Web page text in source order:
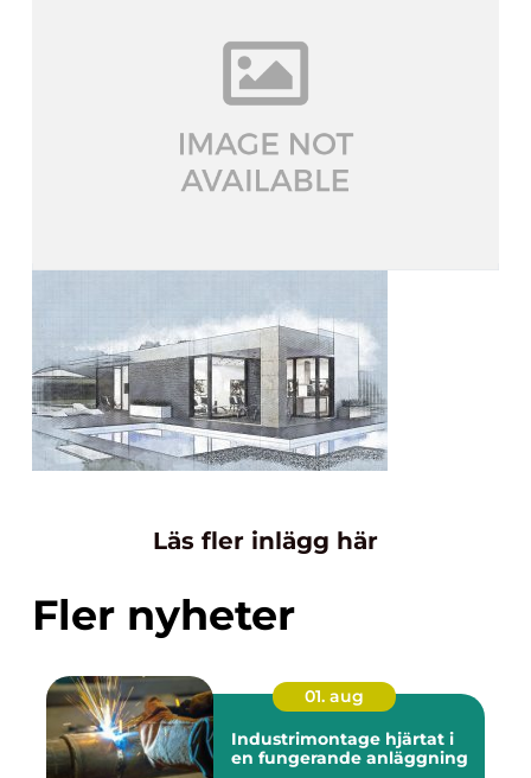
Läs fler inlägg här
Fler nyheter
01. aug
Industrimontage hjärtat i
en fungerande anläggning